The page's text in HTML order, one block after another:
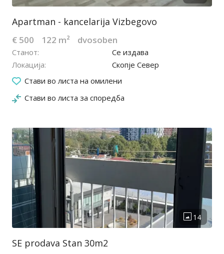
Apartman - kancelarija Vizbegovo
€ 500 122 m² dvosoben
Станот
Се издава
Локација
Скопје Север
Стави во листа на омилени
Стави во листа за споредба
08.12.2025
SE prodava Stan 30m2